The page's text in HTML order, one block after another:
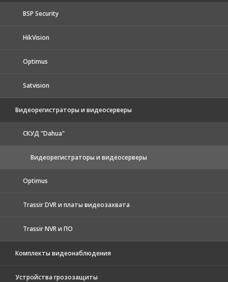
BSP Security
HikVision
Optimus
Satvision
Видеорегистраторы и видеосерверы
CКУД "Dahua"
Видеорегистраторы и видеосерверы
Optimus
Trassir DVR и платы видеозахвата
Trassir NVR и ПО
Комплекты видеонаблюдения
Устройства грозозащиты